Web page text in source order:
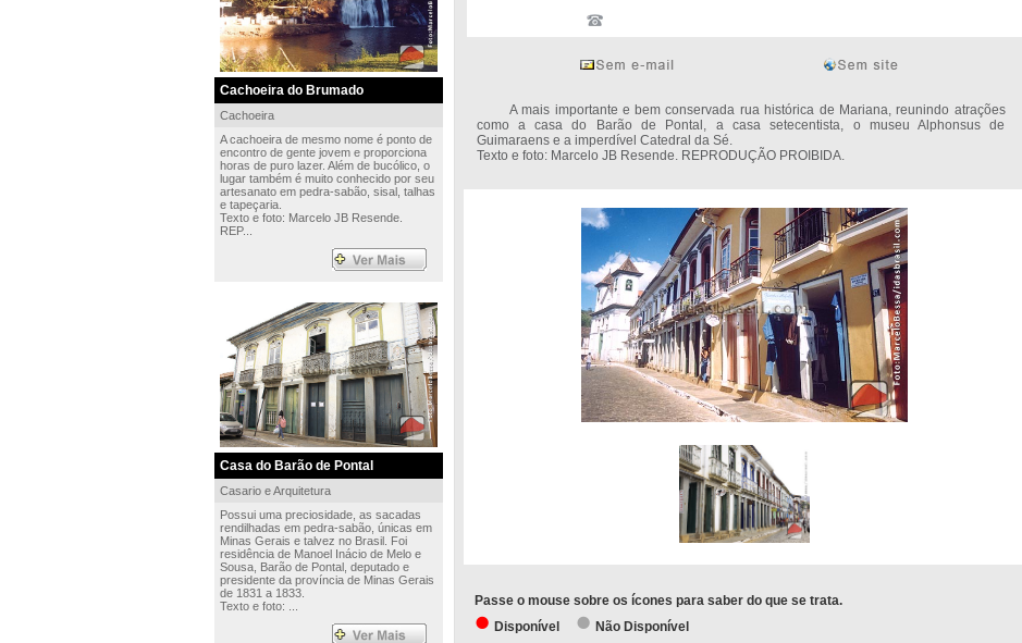
Cachoeira do Brumado
Cachoeira
A cachoeira de mesmo nome é ponto de
encontro de gente jovem e proporciona
horas de puro lazer. Além de bucólico, o
lugar também é muito conhecido por seu
artesanato em pedra-sabão, sisal, talhas
e tapeçaria.
Texto e foto: Marcelo JB Resende.
REP...
Casa do Barão de Pontal
Casario e Arquitetura
Possui uma preciosidade, as sacadas
rendilhadas em pedra-sabão, únicas em
Minas Gerais e talvez no Brasil. Foi
residência de Manoel Inácio de Melo e
Sousa, Barão de Pontal, deputado e
presidente da província de Minas Gerais
de 1831 a 1833.
Texto e foto: ...
A mais importante e bem conservada rua histórica de Mariana, reunindo atrações
como a casa do Barão de Pontal, a casa setecentista, o museu Alphonsus de
Guimaraens e a imperdível Catedral da Sé.
Texto e foto: Marcelo JB Resende. REPRODUÇÃO PROIBIDA.
Passe o mouse sobre os ícones para saber do que se trata.
Disponível
Não Disponível